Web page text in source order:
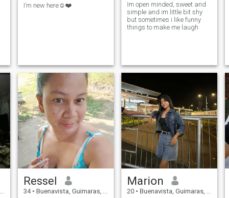
I’m new here☺️❤️
Im open minded, sweet and
simple and im little bit shy
but sometimes i like funny
things to make me laugh
Ressel
34 • Buenavista, Guimaras, Filipinas
Marion
20 • Buenavista, Guimaras, Filipinas